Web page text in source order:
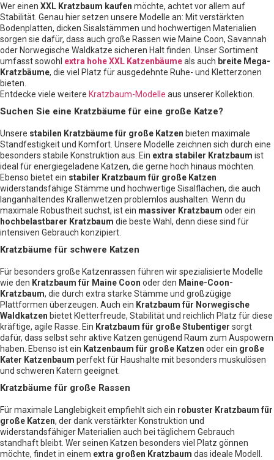
Wer einen XXL Kratzbaum kaufen möchte, achtet vor allem auf
Stabilität. Genau hier setzen unsere Modelle an: Mit verstärkten
Bodenplatten, dicken Sisalstämmen und hochwertigen Materialien
sorgen sie dafür, dass auch große Rassen wie Maine Coon, Savannah
oder Norwegische Waldkatze sicheren Halt finden. Unser Sortiment
umfasst sowohl extra hohe XXL Katzenbäumeals auch breite Mega-
Kratzbäume, die viel Platz für ausgedehnte Ruhe- und Kletterzonen
bieten.
Entdecke viele weitere Kratzbaum-Modelle aus unserer Kollektion.
Suchen Sie eine Kratzbäume für eine große Katze?
Unsere stabilen Kratzbäume für große Katzen bieten maximale
Standfestigkeit und Komfort. Unsere Modelle zeichnen sich durch eine
besonders stabile Konstruktion aus. Ein extra stabiler Kratzbaum ist
ideal für energiegeladene Katzen, die gerne hoch hinaus möchten.
Ebenso bietet ein stabiler Kratzbaum für große Katzen
widerstandsfähige Stämme und hochwertige Sisalflächen, die auch
langanhaltendes Krallenwetzen problemlos aushalten. Wenn du
maximale Robustheit suchst, ist ein massiver Kratzbaum oder ein
hochbelastbarer Kratzbaum die beste Wahl, denn diese sind für
intensiven Gebrauch konzipiert.
Kratzbäume für schwere Katzen
Für besonders große Katzenrassen führen wir spezialisierte Modelle
wie den Kratzbaum für Maine Coon oder den Maine-Coon-
Kratzbaum, die durch extra starke Stämme und großzügige
Plattformen überzeugen. Auch ein Kratzbaum für Norwegische
Waldkatzen bietet Kletterfreude, Stabilität und reichlich Platz für diese
kräftige, agile Rasse. Ein Kratzbaum für große Stubentiger sorgt
dafür, dass selbst sehr aktive Katzen genügend Raum zum Auspowern
haben. Ebenso ist ein Katzenbaum für große Katzen oder ein große
Kater Katzenbaum perfekt für Haushalte mit besonders muskulösen
und schweren Katern geeignet.
Kratzbäume für große Rassen
Für maximale Langlebigkeit empfiehlt sich ein robuster Kratzbaum für
große Katzen, der dank verstärkter Konstruktion und
widerstandsfähiger Materialien auch bei täglichem Gebrauch
standhaft bleibt. Wer seinen Katzen besonders viel Platz gönnen
möchte, findet in einem extra großen Kratzbaum das ideale Modell.